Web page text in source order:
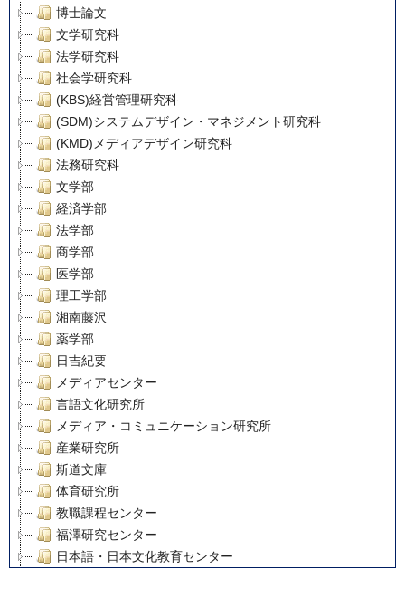
博士論文
文学研究科
法学研究科
社会学研究科
(KBS)経営管理研究科
(SDM)システムデザイン・マネジメント研究科
(KMD)メディアデザイン研究科
法務研究科
文学部
経済学部
法学部
商学部
医学部
理工学部
湘南藤沢
薬学部
日吉紀要
メディアセンター
言語文化研究所
メディア・コミュニケーション研究所
産業研究所
斯道文庫
体育研究所
教職課程センター
福澤研究センター
日本語・日本文化教育センター